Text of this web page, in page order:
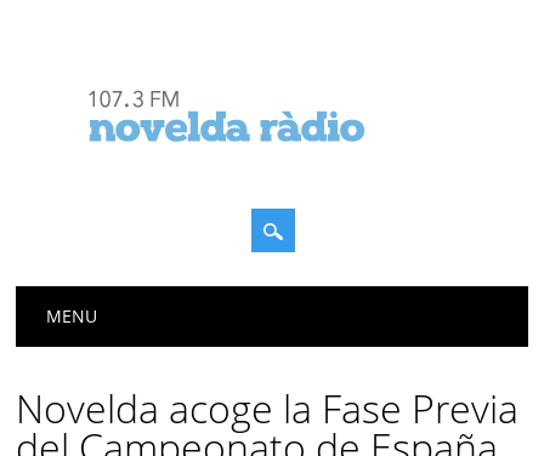
Menú principal
MENU
Novelda acoge la Fase Previa